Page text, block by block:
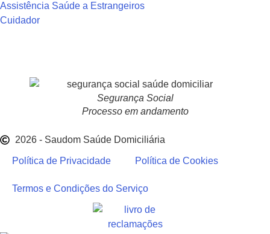
Assistência Saúde a Estrangeiros
Cuidador
Segurança Social
Processo em andamento
2026 - Saudom Saúde Domiciliária
Política de Privacidade Política de Cookies
Termos e Condições do Serviço